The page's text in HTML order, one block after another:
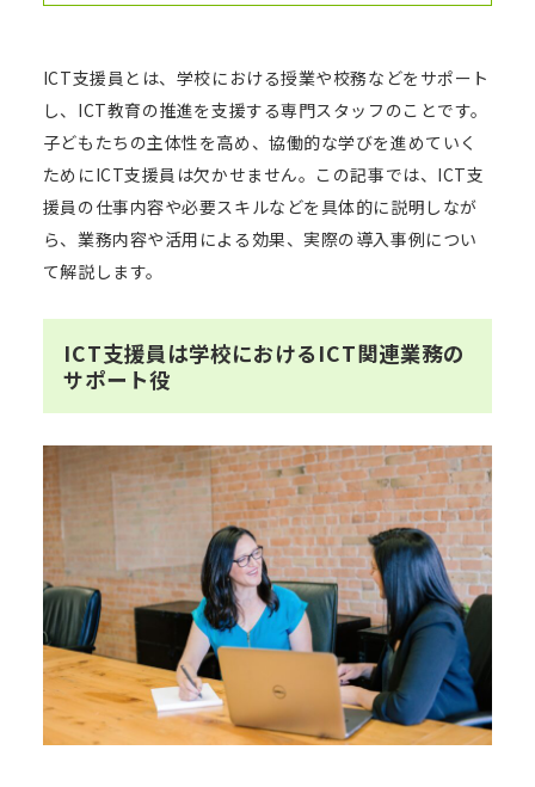
ICT支援員とは、学校における授業や校務などをサポート
し、ICT教育の推進を支援する専門スタッフのことです。
子どもたちの主体性を高め、協働的な学びを進めていく
ためにICT支援員は欠かせません。この記事では、ICT支
援員の仕事内容や必要スキルなどを具体的に説明しなが
ら、業務内容や活用による効果、実際の導入事例につい
て解説します。
ICT支援員は学校におけるICT関連業務の
サポート役